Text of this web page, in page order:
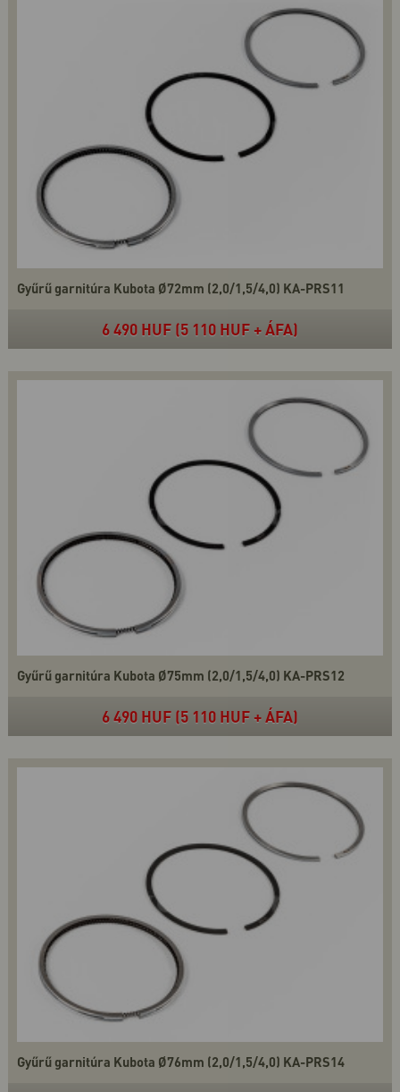
Gyűrű garnitúra Kubota Ø72mm (2,0/1,5/4,0) KA-PRS11
6 490 HUF (5 110 HUF + ÁFA)
Gyűrű garnitúra Kubota Ø75mm (2,0/1,5/4,0) KA-PRS12
6 490 HUF (5 110 HUF + ÁFA)
Gyűrű garnitúra Kubota Ø76mm (2,0/1,5/4,0) KA-PRS14